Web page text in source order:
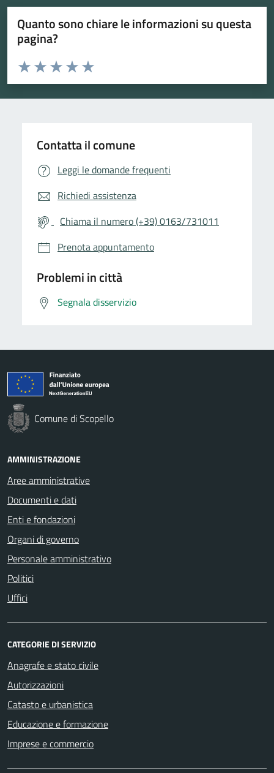
Quanto sono chiare le informazioni su questa
pagina?
Valuta da 1 a 5 stelle la pagina
Valuta 5 stelle su 5
Valuta 4 stelle su 5
Valuta 3 stelle su 5
Valuta 2 stelle su 5
Valuta 1 stelle su 5
Contatta il comune
Leggi le domande frequenti
Richiedi assistenza
Chiama il numero (+39) 0163/731011
Prenota appuntamento
Problemi in città
Segnala disservizio
Comune di Scopello
AMMINISTRAZIONE
Aree amministrative
Documenti e dati
Enti e fondazioni
Organi di governo
Personale amministrativo
Politici
Uffici
CATEGORIE DI SERVIZIO
Anagrafe e stato civile
Autorizzazioni
Catasto e urbanistica
Educazione e formazione
Imprese e commercio